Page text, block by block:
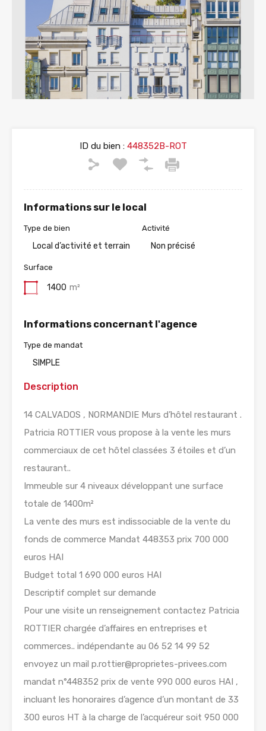
ID du bien :448352B-ROT
Informations sur le local
Type de bien
Local d’activité et terrain
Activité
Non précisé
Surface
1400 m²
Informations concernant l'agence
Type de mandat
SIMPLE
Description
14 CALVADOS , NORMANDIE Murs d’hôtel restaurant .
Patricia ROTTIER vous propose à la vente les murs
commerciaux de cet hôtel classées 3 étoiles et d’un
restaurant..
Immeuble sur 4 niveaux développant une surface
totale de 1400m²
La vente des murs est indissociable de la vente du
fonds de commerce Mandat 448353 prix 700 000
euros HAI
Budget total 1 690 000 euros HAI
Descriptif complet sur demande
Pour une visite un renseignement contactez Patricia
ROTTIER chargée d’affaires en entreprises et
commerces.. indépendante au 06 52 14 99 52
envoyez un mail p.rottier@proprietes-privees.com
mandat n°448352 prix de vente 990 000 euros HAI ,
incluant les honoraires d’agence d’un montant de 33
300 euros HT à la charge de l’acquéreur soit 950 000